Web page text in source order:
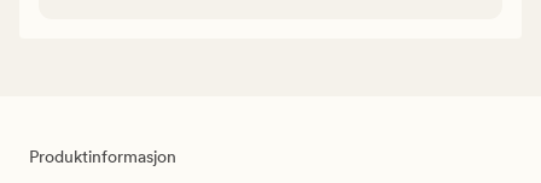
Produktinformasjon